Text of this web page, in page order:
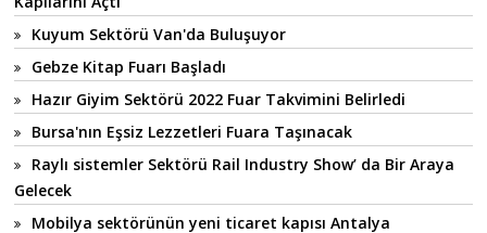
Kuyum Sektörü Van'da Buluşuyor
Gebze Kitap Fuarı Başladı
Hazır Giyim Sektörü 2022 Fuar Takvimini Belirledi
Bursa'nın Eşsiz Lezzetleri Fuara Taşınacak
Raylı sistemler Sektörü Rail Industry Show’ da Bir Araya
Gelecek
Mobilya sektörünün yeni ticaret kapısı Antalya